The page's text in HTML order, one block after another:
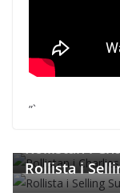
”`
Rollistan i
Rollista i